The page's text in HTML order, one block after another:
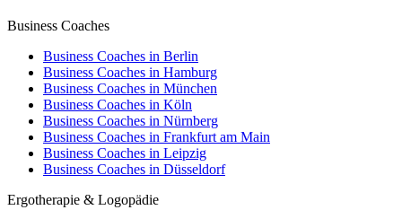
Business Coaches
Business Coaches in Berlin
Business Coaches in Hamburg
Business Coaches in München
Business Coaches in Köln
Business Coaches in Nürnberg
Business Coaches in Frankfurt am Main
Business Coaches in Leipzig
Business Coaches in Düsseldorf
Ergotherapie & Logopädie